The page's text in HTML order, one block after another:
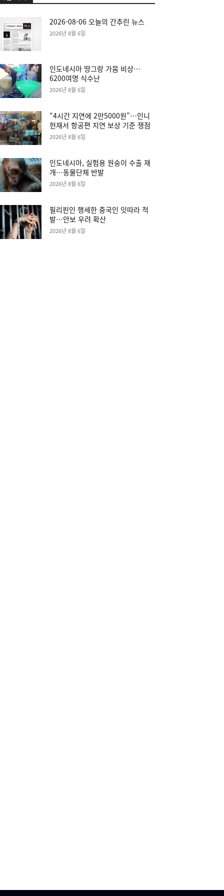
2026-08-06 오늘의 간추린 뉴스
2026년 8월 6일
인도네시아 땅그랑 가뭄 비상…
6200여명 식수난
2026년 8월 6일
“4시간 지연에 2만5000원”…인니
헌재서 항공편 지연 보상 기준 쟁점
2026년 8월 6일
인도네시아, 실험용 원숭이 수출 재
개…동물단체 반발
2026년 8월 6일
필리핀인 행세한 중국인 잇따라 적
발…안보 우려 확산
2026년 8월 6일